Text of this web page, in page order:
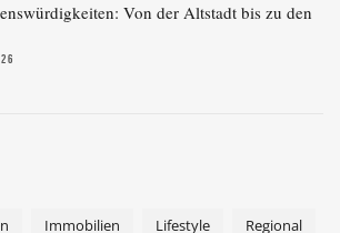
Von der Altstadt bis zu den
Immobilien Lifestyle Regional